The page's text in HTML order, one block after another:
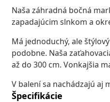
Naša záhradná bočná
zapadajúcim slnkom a
Má jednoduchý, ale
podobne. Naša
až do 300 cm. Vonkajšia
V balení sa nachádzajú aj
Špecifikácie